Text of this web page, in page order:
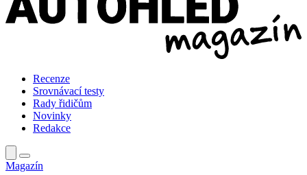
Recenze
Srovnávací testy
Rady řidičům
Novinky
Redakce
Magazín